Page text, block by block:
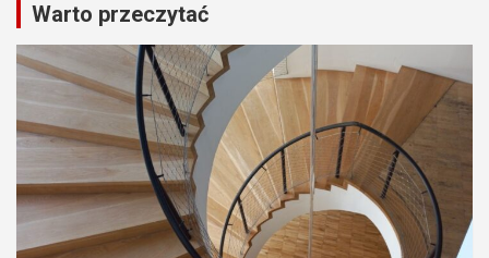
Warto przeczytać